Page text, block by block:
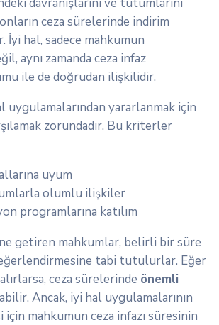
ceza sürelerinde indirim
İyi hal, sadece mahkumun
aynı zamanda ceza infaz
ile de doğrudan ilişkilidir.
uygulamalarından yararlanmak için
zorundadır. Bu kriterler
uyum
olumlu ilişkiler
programlarına katılım
getiren mahkumlar, belirli bir süre
tabi tutulurlar. Eğer
ceza sürelerinde önemli
Ancak, iyi hal uygulamalarının
mahkumun ceza infazı süresinin